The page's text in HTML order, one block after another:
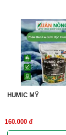
HUMIC MỸ
160.000 đ